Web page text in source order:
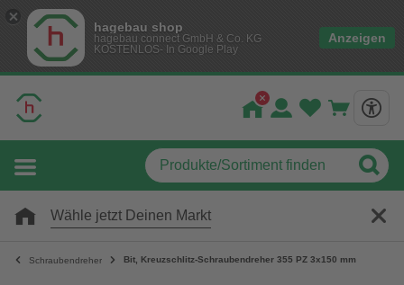
hagebau shop
hagebau connect GmbH & Co. KG
KOSTENLOS- In Google Play
Anzeigen
Wähle jetzt Deinen Markt
Schraubendreher Bit, Kreuzschlitz-Schraubendreher 355 PZ 3x150 mm